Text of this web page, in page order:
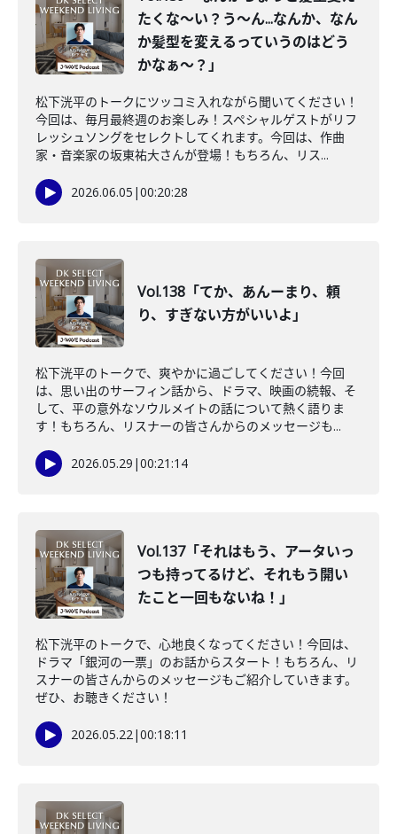
たくな〜い？う〜ん...なんか、なん
か髪型を変えるっていうのはどう
かなぁ〜？」
松下洸平のトークにツッコミ入れながら聞いてください！
今回は、毎月最終週のお楽しみ！スペシャルゲストがリフ
レッシュソングをセレクトしてくれます。今回は、作曲
家・音楽家の坂東祐大さんが登場！もちろん、リス...
2026.06.05 |00:20:28
Vol.138「てか、あんーまり、頼
り、すぎない方がいいよ」
松下洸平のトークで、爽やかに過ごしてください！今回
は、思い出のサーフィン話から、ドラマ、映画の続報、そ
して、平の意外なソウルメイトの話について熱く語りま
す！もちろん、リスナーの皆さんからのメッセージも...
2026.05.29 |00:21:14
Vol.137「それはもう、アータいっ
つも持ってるけど、それもう開い
たこと一回もないね！」
松下洸平のトークで、心地良くなってください！今回は、
ドラマ「銀河の一票」のお話からスタート！もちろん、リ
スナーの皆さんからのメッセージもご紹介していきます。
ぜひ、お聴きください！
2026.05.22|00:18:11